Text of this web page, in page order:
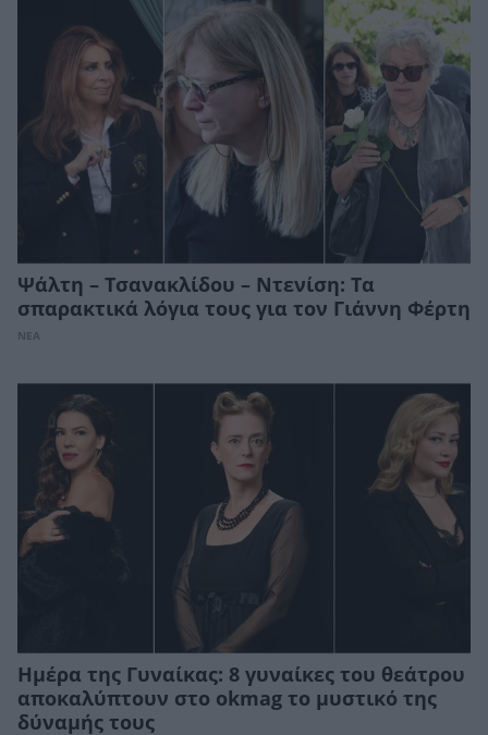
Ψάλτη – Τσανακλίδου – Ντενίση: Τα
σπαρακτικά λόγια τους για τον Γιάννη Φέρτη
ΝΕΑ
Ημέρα της Γυναίκας: 8 γυναίκες του θεάτρου
αποκαλύπτουν στο okmag το μυστικό της
δύναμής τους